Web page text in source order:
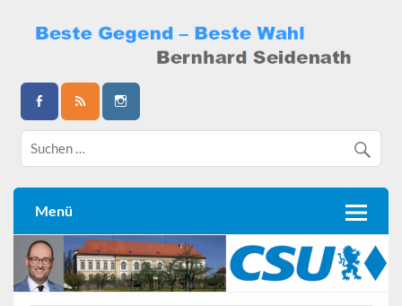
content
Bernhard Seidenath
Menü